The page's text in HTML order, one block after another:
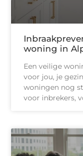
woning in
Een veilige
voor jou, je
woningen nog
voor inbrekers,